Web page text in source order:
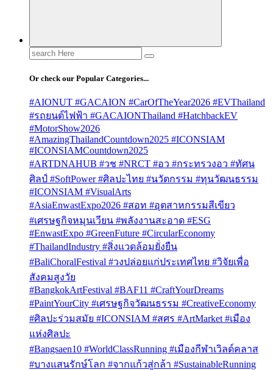
Search
for:
Or check our Popular Categories...
#AIONUT #GACAION #CarOfTheYear2026 #EVThailand
#รถยนต์ไฟฟ้า #GACAIONThailand #HatchbackEV
#MotorShow2026
#AmazingThailandCountdown2025 #ICONSIAM
#ICONSIAMCountdown2025
#ARTDNAHUB #วช #NRCT #อว #กระทรวงอว #ทัศน
ศิลป์ #SoftPower #ศิลปะไทย #นวัตกรรม #ทุนวัฒนธรรม
#ICONSIAM #VisualArts
#AsiaEnwastExpo2026 #สอท #อุตสาหกรรมสีเขียว
#เศรษฐกิจหมุนเวียน #พลังงานสะอาด #ESG
#EnwastExpo #GreenFuture #CircularEconomy
#ThailandIndustry #สิ่งแวดล้อมยั่งยืน
#BaliChoralFestival #วงปล่อยแก่ประเทศไทย #วิจัยเพื่อ
สังคมสูงวัย
#BangkokArtFestival #BAF11 #CraftYourDreams
#PaintYourCity #เศรษฐกิจวัฒนธรรม #CreativeEconomy
#ศิลปะร่วมสมัย #ICONSIAM #สศร #ArtMarket #เมือง
แห่งศิลปะ
#Bangsaen10 #WorldClassRunning #เมืองกีฬาเวิลด์คลาส
#บางแสนรักษ์โลก #จากแก้วสู่กล้า #SustainableRunning